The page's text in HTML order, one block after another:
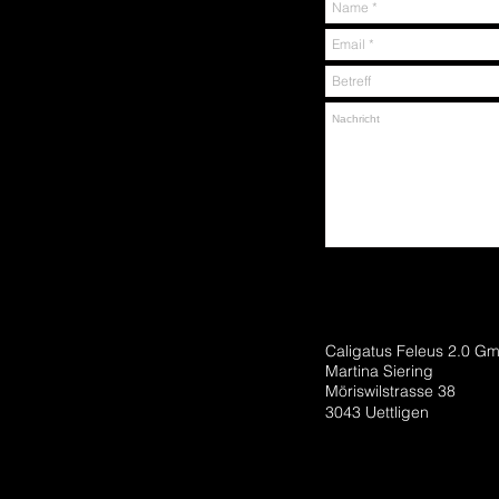
Caligatus Feleus 2.0
Martina Siering
Möriswilstrasse 38
3043 Uettligen